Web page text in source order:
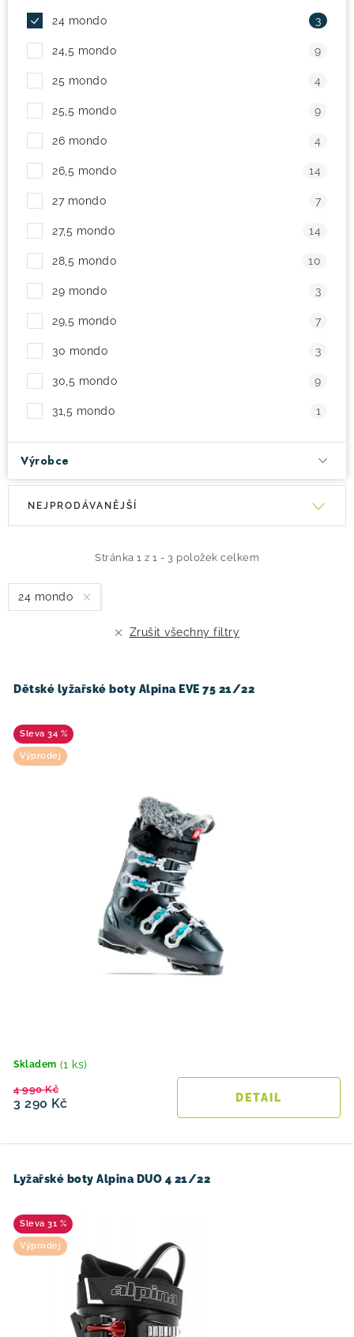
24 mondo 3
24,5 mondo 9
25 mondo 4
25,5 mondo 9
26 mondo 4
26,5 mondo 14
27 mondo 7
27,5 mondo 14
28,5 mondo 10
29 mondo 3
29,5 mondo 7
30 mondo 3
30,5 mondo 9
31,5 mondo 1
Výrobce
V
s
p
u
t
ů
Stránka 1 z 1 - 3 položek celkem
Ř
n
í
d
k
t
NEJPRODÁVANĚJŠÍ
24 mondo
Zrušit všechny filtry
Dětské lyžařské boty Alpina EVE 75 21/22
34 %
Výprodej
Skladem (1 ks)
3 290 Kč
4 990 Kč
Lyžařské boty Alpina DUO 4 21/22
31 %
Výprodej